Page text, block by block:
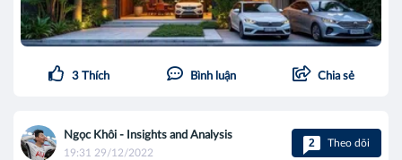
3 Thích Bình luận Chia sẻ
Ngọc Khôi - Insights and Analysis
19:31 29/12/2022
2 Theo dõi